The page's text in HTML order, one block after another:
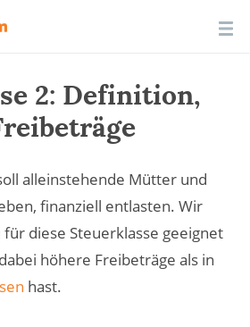
2: Definition,
alleinstehende Mütter und
finanziell entlasten. Wir
diese Steuerklasse geeignet
höhere Freibeträge als in
hast.